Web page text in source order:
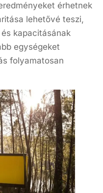
érhetnek
lehetővé teszi,
kapacitásának
egységeket
folyamatosan